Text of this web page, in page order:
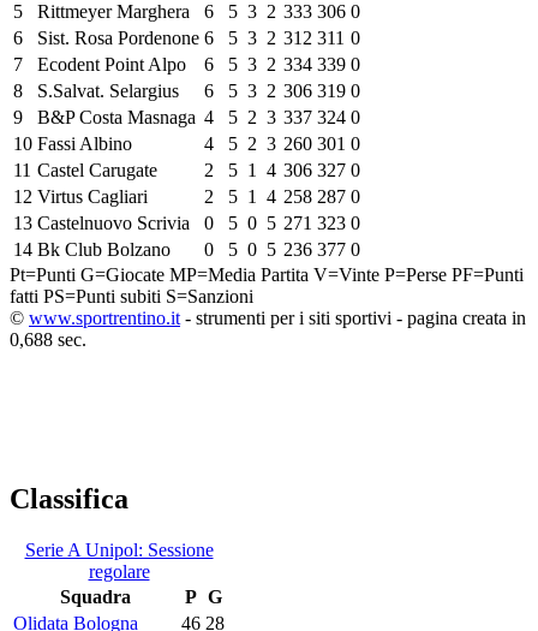
5
Rittmeyer Marghera 6 5 3 2 333 306 0
6
Sist. Rosa Pordenone 6 5 3 2 312 311 0
7
Ecodent Point Alpo 6 5 3 2 334 339 0
8
S.Salvat. Selargius 6 5 3 2 306 319 0
9
B&P Costa Masnaga 4 5 2 3 337 324 0
10 Fassi Albino 4 5 2 3 260 301 0
11 Castel Carugate 2 5 1 4 306 327 0
12 Virtus Cagliari 2 5 1 4 258 287 0
13 Castelnuovo Scrivia 0 5 0 5 271 323 0
14 Bk Club Bolzano 0 5 0 5 236 377 0
Pt=Punti G=Giocate MP=Media Partita V=Vinte P=Perse PF=Punti
fatti PS=Punti subiti S=Sanzioni
© www.sportrentino.it - strumenti per i siti sportivi - pagina creata in
0,688 sec.
Classifica
Serie A Unipol: Sessione
regolare
Squadra
P G
Olidata Bologna
46 28